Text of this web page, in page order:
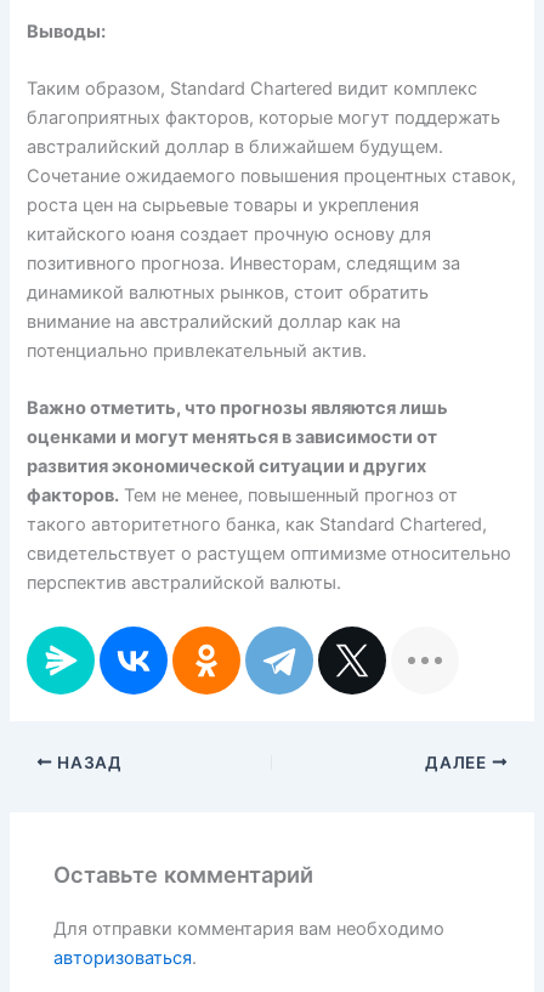
Выводы:
Таким образом, Standard Chartered видит комплекс
благоприятных факторов, которые могут поддержать
австралийский доллар в ближайшем будущем.
Сочетание ожидаемого повышения процентных ставок,
роста цен на сырьевые товары и укрепления
китайского юаня создает прочную основу для
позитивного прогноза. Инвесторам, следящим за
динамикой валютных рынков, стоит обратить
внимание на австралийский доллар как на
потенциально привлекательный актив.
Важно отметить, что прогнозы являются лишь
оценками и могут меняться в зависимости от
развития экономической ситуации и других
факторов. Тем не менее, повышенный прогноз от
такого авторитетного банка, как Standard Chartered,
свидетельствует о растущем оптимизме относительно
перспектив австралийской валюты.
НАЗАД ДАЛЕЕ
Оставьте комментарий
Для отправки комментария вам необходимо
авторизоваться.